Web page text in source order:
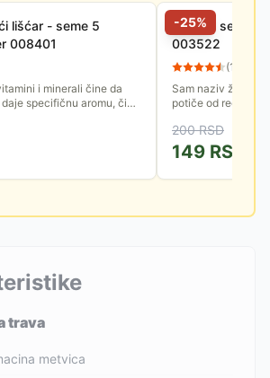
lišćar - seme 5
008401
i minerali čine da
specifičnu aromu, čine
-25%
Žalfija - seme 5
003522
(10
Sam naziv žalfije
potiče od reči
koristili u...
200RSD
149 RSD
trava
metvica